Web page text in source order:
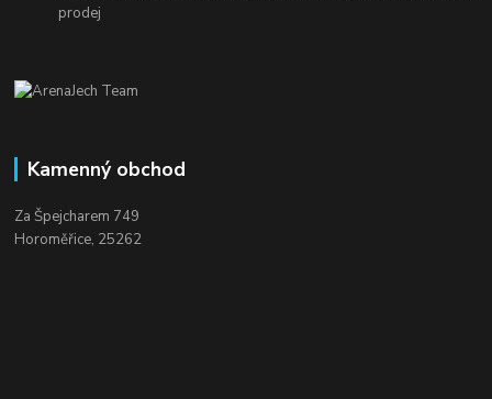
prodej
Kamenný obchod
Za Špejcharem 749
Horoměřice, 25262